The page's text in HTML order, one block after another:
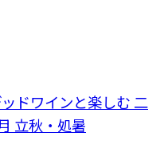
ドワインと楽しむ 二
立秋・処暑